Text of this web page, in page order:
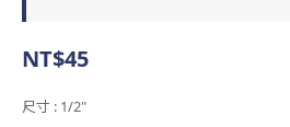
NT$45
尺寸 : 1/2"